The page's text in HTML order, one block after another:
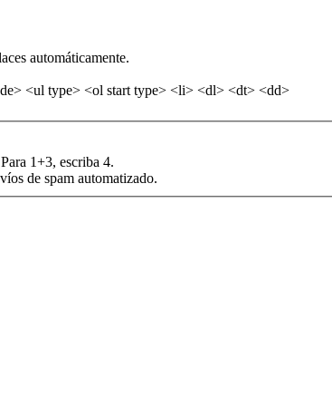
automáticamente.
<ul type> <ol start type> <li> <dl> <dt> <dd>
1+3, escriba 4.
de spam automatizado.